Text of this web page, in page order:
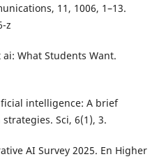
11, 1006, 1–13.
z
What Students Want.
intelligence: A brief
Sci, 6(1), 3.
AI Survey 2025. En Higher